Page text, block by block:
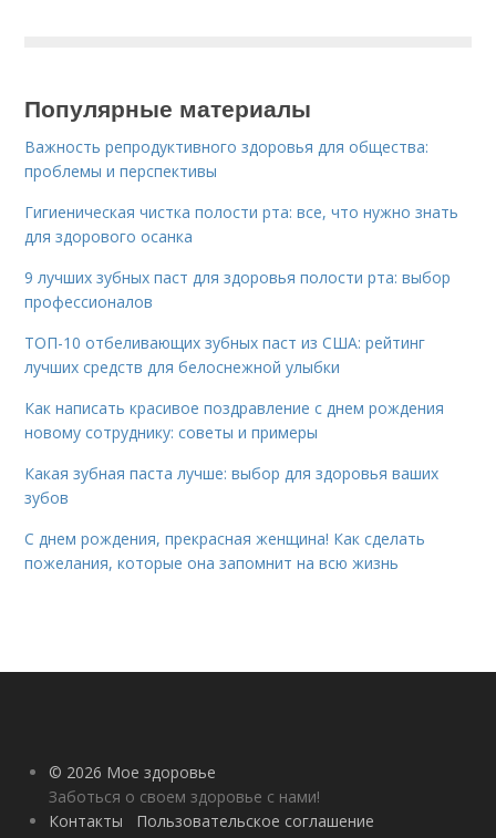
Популярные материалы
Важность репродуктивного здоровья для общества:
проблемы и перспективы
Гигиеническая чистка полости рта: все, что нужно знать
для здорового осанка
9 лучших зубных паст для здоровья полости рта: выбор
профессионалов
ТОП-10 отбеливающих зубных паст из США: рейтинг
лучших средств для белоснежной улыбки
Как написать красивое поздравление с днем рождения
новому сотруднику: советы и примеры
Какая зубная паста лучше: выбор для здоровья ваших
зубов
С днем рождения, прекрасная женщина! Как сделать
пожелания, которые она запомнит на всю жизнь
© 2026 Мое здоровье
Заботься о своем здоровье с нами!
Контакты
Пользовательское соглашение